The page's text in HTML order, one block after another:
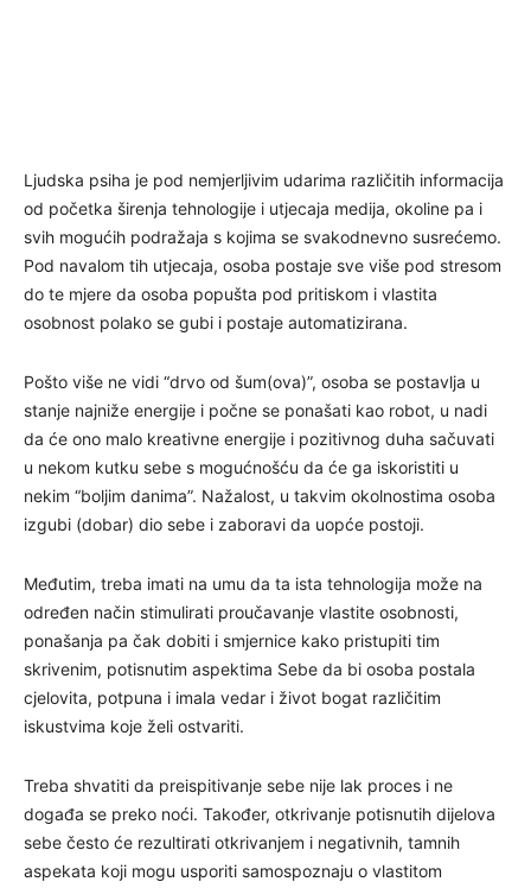
Ljudska psiha je pod nemjerljivim udarima različitih informacija
od početka širenja tehnologije i utjecaja medija, okoline pa i
svih mogućih podražaja s kojima se svakodnevno susrećemo.
Pod navalom tih utjecaja, osoba postaje sve više pod stresom
do te mjere da osoba popušta pod pritiskom i vlastita
osobnost polako se gubi i postaje automatizirana.
Pošto više ne vidi “drvo od šum(ova)”, osoba se postavlja u
stanje najniže energije i počne se ponašati kao robot, u nadi
da će ono malo kreativne energije i pozitivnog duha sačuvati
u nekom kutku sebe s mogućnošću da će ga iskoristiti u
nekim “boljim danima”. Nažalost, u takvim okolnostima osoba
izgubi (dobar) dio sebe i zaboravi da uopće postoji.
Međutim, treba imati na umu da ta ista tehnologija može na
određen način stimulirati proučavanje vlastite osobnosti,
ponašanja pa čak dobiti i smjernice kako pristupiti tim
skrivenim, potisnutim aspektima Sebe da bi osoba postala
cjelovita, potpuna i imala vedar i život bogat različitim
iskustvima koje želi ostvariti.
Treba shvatiti da preispitivanje sebe nije lak proces i ne
događa se preko noći. Također, otkrivanje potisnutih dijelova
sebe često će rezultirati otkrivanjem i negativnih, tamnih
aspekata koji mogu usporiti samospoznaju o vlastitom